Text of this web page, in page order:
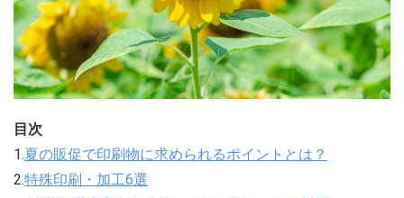
目次
1.夏の販促で印刷物に求められるポイントとは？
2.特殊印刷・加工6選